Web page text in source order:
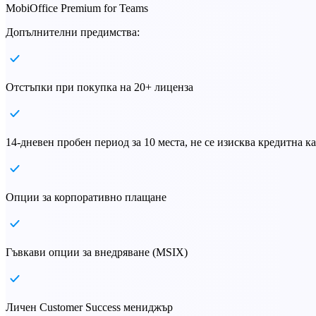
MobiOffice Premium for Teams
Допълнителни предимства:
Отстъпки при покупка на 20+ лиценза
14-дневен пробен период за 10 места, не се изисква кредитна
Опции за корпоративно плащане
Гъвкави опции за внедряване (MSIX)
Личен Customer Success мениджър